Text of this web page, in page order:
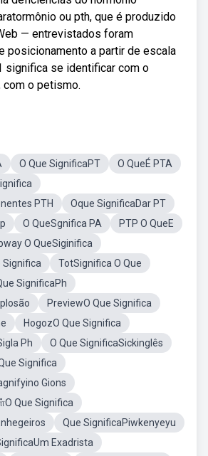
ou pth, que é produzido
— entrevistados foram
posicionamento a partir de escala
significa se identificar com o
o petismo.
O Que SignificaPT
O QueÉ PTA
PTH
Oque SignificaDar PT
O QueSgnifica PA
PTP O QueE
O QueSiginifica
Significa
TotSignifica O Que
SignificaPh
PreviewO Que Significa
HogozO Que Significa
Ph
O Que SignificaSickinglês
Significa
Gions
Que Significa
Que SignificaPiwkenyeyu
Exadrista